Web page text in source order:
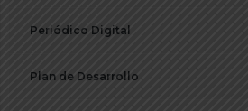
Periódico Digital
Plan de Desarrollo